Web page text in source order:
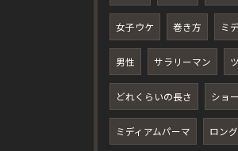
女子ウケ 巻き方 ミ
男性 サラリーマン
どれくらいの長さ ショ
ミディアムパーマ ロン